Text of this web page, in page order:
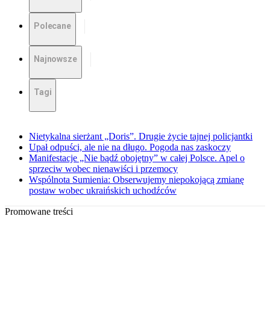
Polecane
Najnowsze
Tagi
Nietykalna sierżant „Doris”. Drugie życie tajnej policjantki
Upał odpuści, ale nie na długo. Pogoda nas zaskoczy
Manifestacje „Nie bądź obojętny” w całej Polsce. Apel o
sprzeciw wobec nienawiści i przemocy
Wspólnota Sumienia: Obserwujemy niepokojącą zmianę
postaw wobec ukraińskich uchodźców
Promowane treści